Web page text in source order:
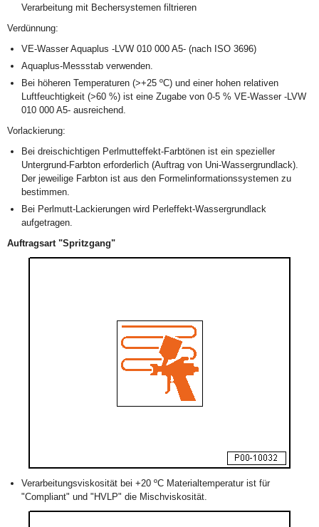
Verarbeitung mit Bechersystemen filtrieren
Verdünnung:
VE-Wasser Aquaplus -LVW 010 000 A5- (nach ISO 3696)
Aquaplus-Messstab verwenden.
Bei höheren Temperaturen (>+25 ºC) und einer hohen relativen
Luftfeuchtigkeit (>60 %) ist eine Zugabe von 0-5 % VE-Wasser -LVW
010 000 A5- ausreichend.
Vorlackierung:
Bei dreischichtigen Perlmutteffekt-Farbtönen ist ein spezieller
Untergrund-Farbton erforderlich (Auftrag von Uni-Wassergrundlack).
Der jeweilige Farbton ist aus den Formelinformationssystemen zu
bestimmen.
Bei Perlmutt-Lackierungen wird Perleffekt-Wassergrundlack
aufgetragen.
Auftragsart "Spritzgang"
Verarbeitungsviskosität bei +20 ºC Materialtemperatur ist für
"Compliant" und "HVLP" die Mischviskosität.